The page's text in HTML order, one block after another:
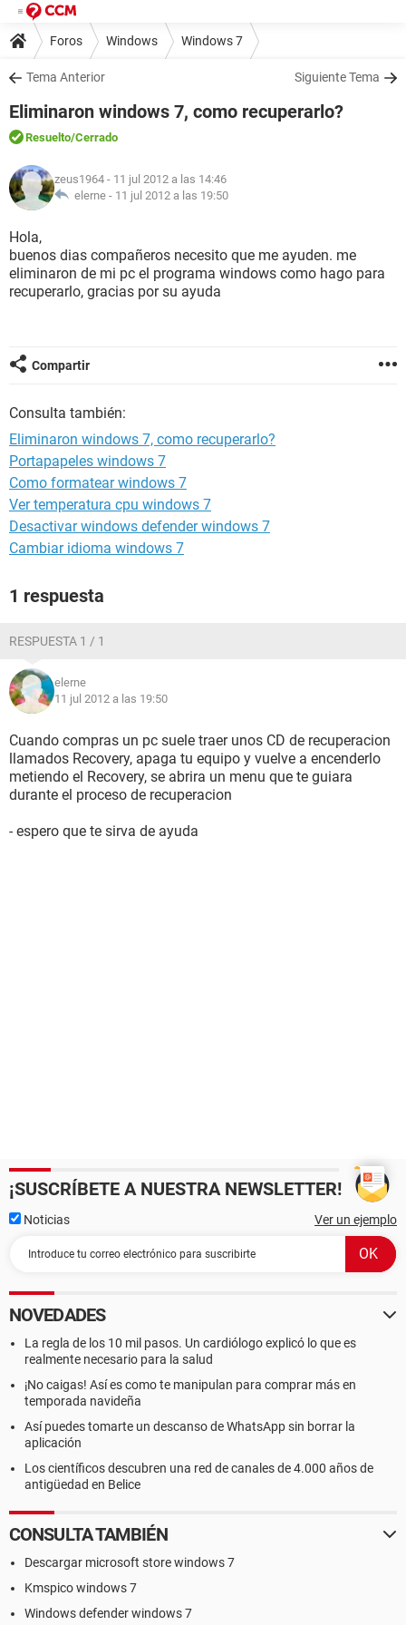
Foros Windows Windows 7
Tema Anterior Siguiente Tema
Eliminaron windows 7, como recuperarlo?
Resuelto/Cerrado
zeus1964 - 11 jul 2012 a las 14:46
elerne - 11 jul 2012 a las 19:50
Hola,
buenos dias compañeros necesito que me ayuden. me
eliminaron de mi pc el programa windows como hago para
recuperarlo, gracias por su ayuda
Compartir
Consulta también:
Eliminaron windows 7, como recuperarlo?
Portapapeles windows 7
Como formatear windows 7
Ver temperatura cpu windows 7
Desactivar windows defender windows 7
Cambiar idioma windows 7
1 respuesta
RESPUESTA 1 / 1
elerne
11 jul 2012 a las 19:50
Cuando compras un pc suele traer unos CD de recuperacion
llamados Recovery, apaga tu equipo y vuelve a encenderlo
metiendo el Recovery, se abrira un menu que te guiara
durante el proceso de recuperacion
- espero que te sirva de ayuda
¡SUSCRÍBETE A NUESTRA NEWSLETTER!
Noticias Ver un ejemplo
NOVEDADES
La regla de los 10 mil pasos. Un cardiólogo explicó lo que es
realmente necesario para la salud
¡No caigas! Así es como te manipulan para comprar más en
temporada navideña
Así puedes tomarte un descanso de WhatsApp sin borrar la
aplicación
Los científicos descubren una red de canales de 4.000 años de
antigüedad en Belice
CONSULTA TAMBIÉN
Descargar microsoft store windows 7
Kmspico windows 7
Windows defender windows 7